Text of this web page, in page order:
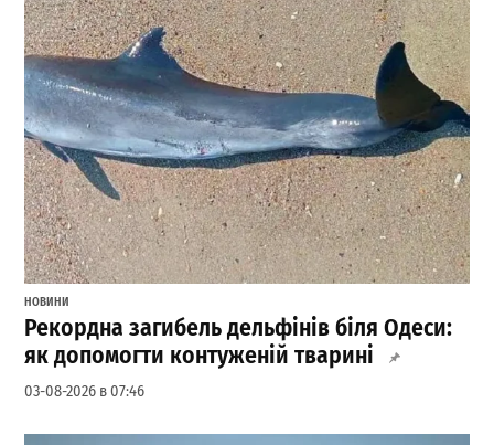
НОВИНИ
Рекордна загибель дельфінів біля Одеси:
як допомогти контуженій тварині
03-08-2026 в 07:46